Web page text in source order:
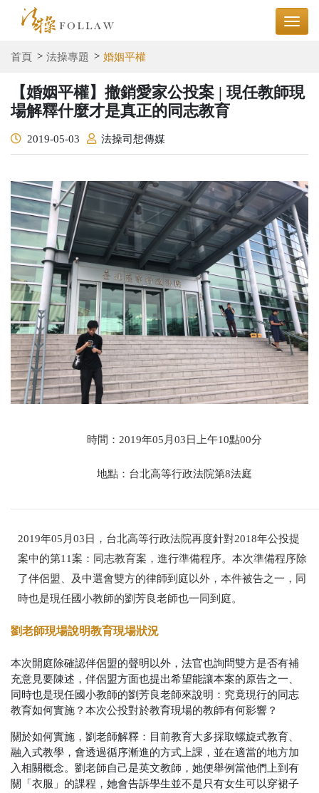
首頁 法操專題 婚姻平權
【婚姻平權】撤銷愛家公投案 | 現任教師現
場解釋什麼才是真正的同志教育
2019-05-03 法操司想傳媒
時間：2019年05月03日上午10點00分
地點：台北高等行政法院第8法庭
2019年05月03日，台北高等行政法院再度針對2018年公投提
案中的第11案：同志教育案，進行準備程序。本次準備程序除
了伴侶盟、及中選會雙方的律師到庭以外，本件被告之一，同
時也是現任國小教師的劉芳良老師也一同到庭。
劉老師現場說明教育現場狀況
本次開庭除確認伴侶盟的聲明以外，法官也詢問雙方是否有補
充意見要陳述，伴侶盟方面也提出希望能讓本案的原告之一、
同時也是現任國小教師的劉芳良老師來說明：究竟現行的同志
教育如何實施？本次公投對於教育現場的教師有何影響？
關於如何實施，劉老師解釋：目前教育大多採取螺旋式教育、
融入式教學，會透過循序漸進的方式上課，並在適當的地方加
入相關概念。劉老師自己是英文教師，她便舉例當他們上到有
關「衣服」的課程，她會告訴學生並不是只有女生可以穿裙子